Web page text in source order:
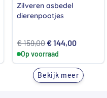
Zilveren asbedel
dierenpootjes
€159,00Oorspronkelijke
prijs
was:
€ 159,00.
€144,00Huidige
is:
€ 144,00.
Op voorraad
Bekijk meer